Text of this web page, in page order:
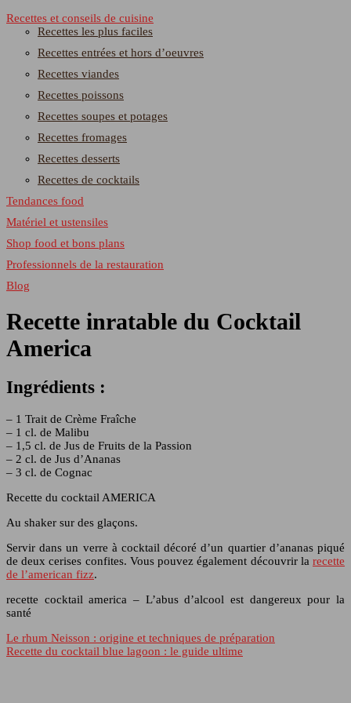
Recettes et conseils de cuisine
Recettes les plus faciles
Recettes entrées et hors d’oeuvres
Recettes viandes
Recettes poissons
Recettes soupes et potages
Recettes fromages
Recettes desserts
Recettes de cocktails
Tendances food
Matériel et ustensiles
Shop food et bons plans
Professionnels de la restauration
Blog
Recette inratable du Cocktail
America
Ingrédients :
– 1 Trait de Crème Fraîche
– 1 cl. de Malibu
– 1,5 cl. de Jus de Fruits de la Passion
– 2 cl. de Jus d’Ananas
– 3 cl. de Cognac
Recette du cocktail AMERICA
Au shaker sur des glaçons.
Servir dans un verre à cocktail décoré d’un quartier d’ananas piqué
de deux cerises confites. Vous pouvez également découvrir la recette
de l’american fizz.
recette cocktail america – L’abus d’alcool est dangereux pour la
santé
Le rhum Neisson : origine et techniques de préparation
Recette du cocktail blue lagoon : le guide ultime